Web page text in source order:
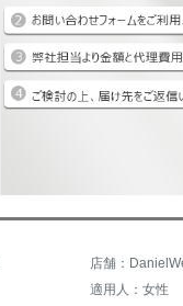
適用人：女性